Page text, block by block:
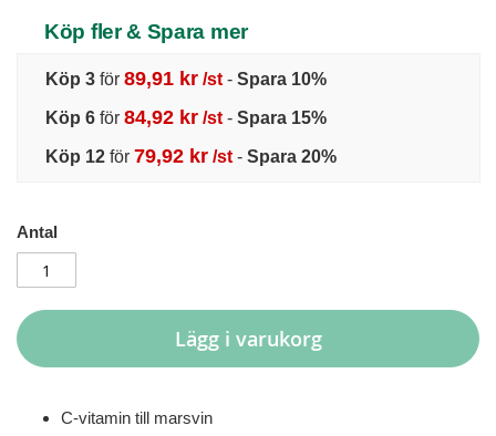
Köp fler & Spara mer
Köp 3 för 89,91 kr /st - Spara 10%
Köp 6 för 84,92 kr /st - Spara 15%
Köp 12 för 79,92 kr /st - Spara 20%
Antal
Lägg i varukorg
C-vitamin till marsvin